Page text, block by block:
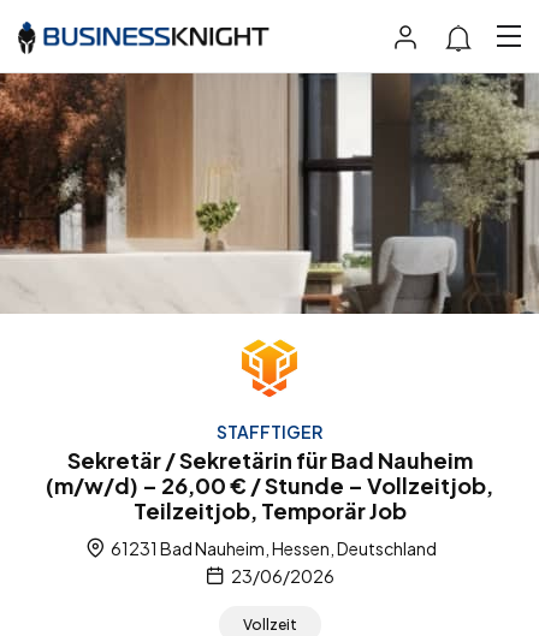
STAFFTIGER
Sekretär / Sekretärin für Bad Nauheim
(m/w/d) – 26,00 € / Stunde – Vollzeitjob,
Teilzeitjob, Temporär Job
61231 Bad Nauheim, Hessen, Deutschland
23/06/2026
Vollzeit